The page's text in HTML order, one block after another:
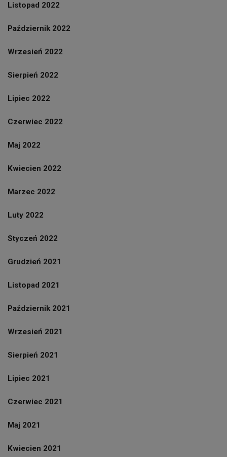
Listopad 2022
Październik 2022
Wrzesień 2022
Sierpień 2022
Lipiec 2022
Czerwiec 2022
Maj 2022
Kwiecien 2022
Marzec 2022
Luty 2022
Styczeń 2022
Grudzień 2021
Listopad 2021
Październik 2021
Wrzesień 2021
Sierpień 2021
Lipiec 2021
Czerwiec 2021
Maj 2021
Kwiecien 2021